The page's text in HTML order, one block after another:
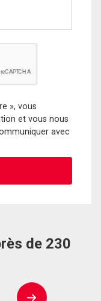
», vous
et vous nous
avec
de 230